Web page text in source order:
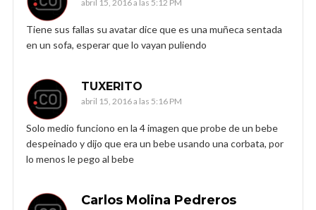
abril 15, 2016 a las 5:12 PM
Tiene sus fallas su avatar dice que es una muñeca sentada
en un sofa, esperar que lo vayan puliendo
TUXERITO
abril 15, 2016 a las 5:16 PM
Solo medio funciono en la 4 imagen que probe de un bebe
despeinado y dijo que era un bebe usando una corbata, por
lo menos le pego al bebe
Carlos Molina Pedreros